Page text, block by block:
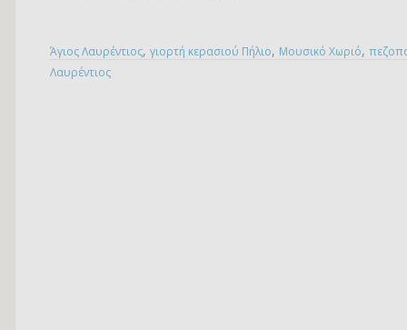
Άγιος Λαυρέντιος, γιορτή κερασιού Πήλιο, Μουσικό Χωριό,
Λαυρέντιος